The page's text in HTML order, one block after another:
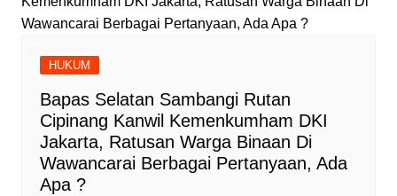
HUKUM
Bapas Selatan Sambangi Rutan
Cipinang Kanwil Kemenkumham DKI
Jakarta, Ratusan Warga Binaan Di
Wawancarai Berbagai Pertanyaan, Ada
Apa ?